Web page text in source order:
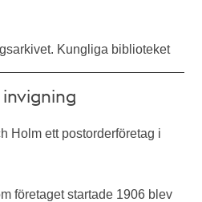
Kungliga biblioteket
Holm ett postorderföretag i
företaget startade 1906 blev